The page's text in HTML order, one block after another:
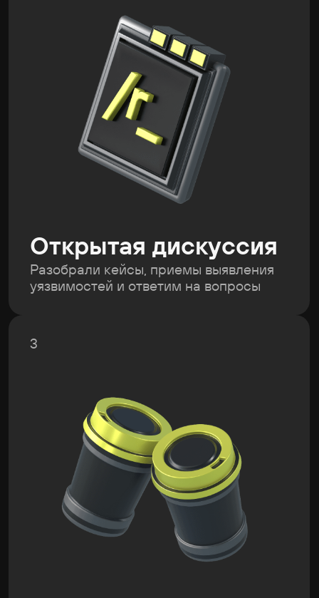
Нетворкинг
Знакомились, общались
Стань участником
Standoff Talks
Регистрация закрыта.
Следи за новостями
, чтобы не пропустить новые ивенты